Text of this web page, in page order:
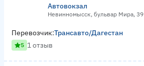
Автовокзал
Невинномысск, бульвар Мира, 39
Перевозчик:Трансавто/Дагестан
5 1 отзыв